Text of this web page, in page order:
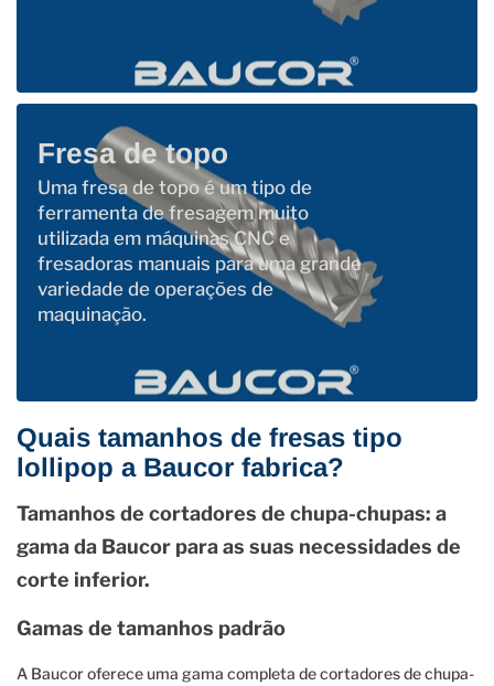
Fresa de topo
Uma fresa de topo é um tipo de
ferramenta de fresagem muito
utilizada em máquinas CNC e
fresadoras manuais para uma grande
variedade de operações de
maquinação.
Quais tamanhos de fresas tipo
lollipop a Baucor fabrica?
Tamanhos de cortadores de chupa-chupas: a
gama da Baucor para as suas necessidades de
corte inferior.
Gamas de tamanhos padrão
A Baucor oferece uma gama completa de cortadores de chupa-